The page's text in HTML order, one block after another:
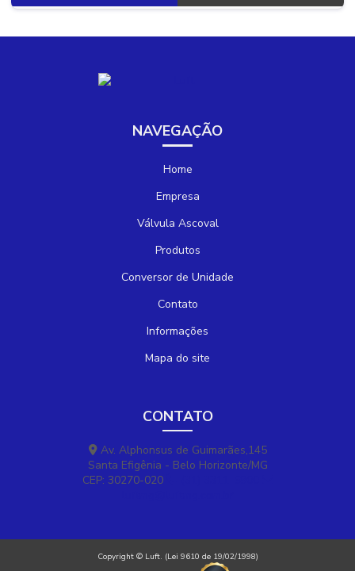
NAVEGAÇÃO
Home
Empresa
Válvula Ascoval
Produtos
Conversor de Unidade
Contato
Informações
Mapa do site
CONTATO
Av. Alphonsus de Guimarães,145
Santa Efigênia - Belo Horizonte/MG
CEP: 30270-020
Copyright © Luft. (Lei 9610 de 19/02/1998)